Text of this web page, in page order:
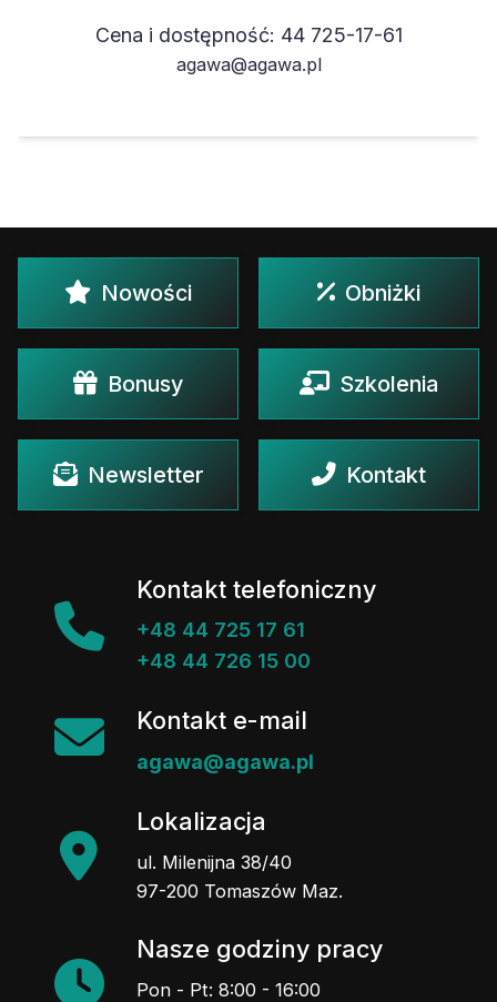
Cena i dostępność: 44 725-17-61
agawa@agawa.pl
Nowości Obniżki
Bonusy Szkolenia
Newsletter Kontakt
Kontakt telefoniczny
+48 44 725 17 61
+48 44 726 15 00
Kontakt e-mail
agawa@agawa.pl
Lokalizacja
ul. Milenijna 38/40
97-200 Tomaszów Maz.
Nasze godziny pracy
Pon - Pt: 8:00 - 16:00